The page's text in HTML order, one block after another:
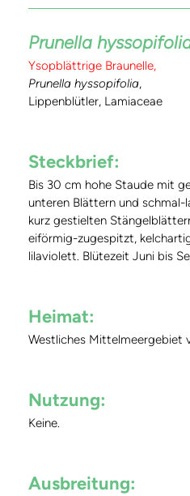
Prunella
Ysopblättrige Braunelle,
Prunella hyssopifolia,
Lippenblütler, Lamiaceae
Steckbrief:
Bis 30 cm hohe Staude mit
unteren Blättern und schmal-
kurz gestielten
eiförmig-zugespitzt,
lilaviolett. Blütezeit Juni bis
Heimat:
Westliches Mittelmeergebiet
Nutzung:
Keine.
Ausbreitung: